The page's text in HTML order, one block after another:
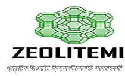
প্রাকৃতিক জিওলাইট ক্লিনোপটিলোলাইট সরবরাহকারী